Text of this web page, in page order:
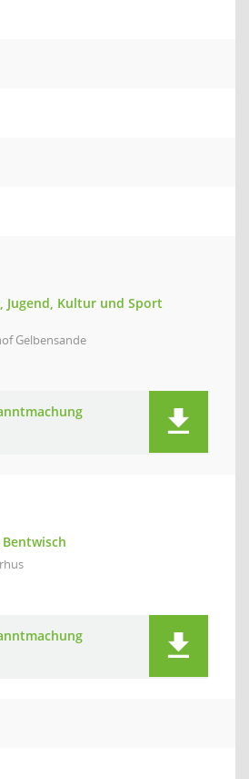
Jugend, Kultur und Sport
Gelbensande